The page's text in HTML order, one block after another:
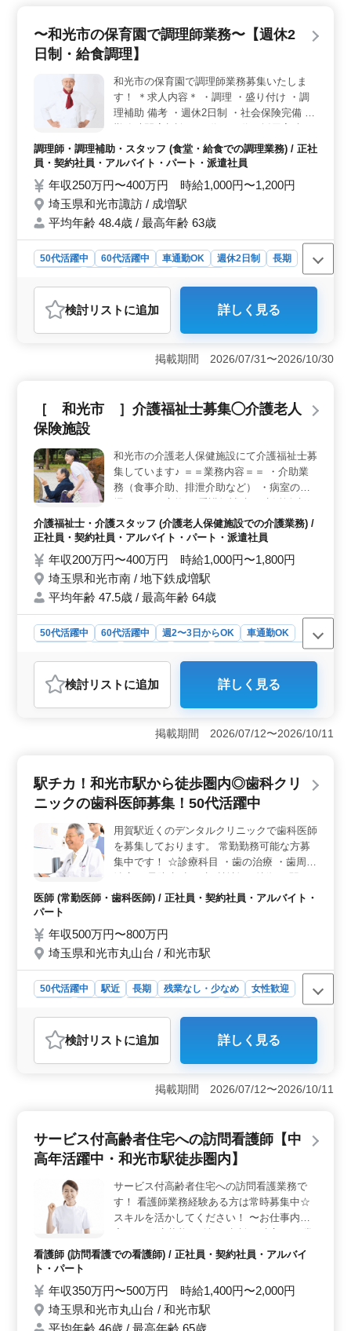
取り組めます。 ＜ 安定した働き方とプライベートの
充実＞ 週3〜5日勤務で、土日祝日や年末年始、夏季休
切にしながら働くことが可能です。残業もないため、ワ
ークライフバランスを重視したい方に適していま
す。 ＜幅広い業務でスキルアップ可能＞ 調理補助
だけでなく、食事の盛り付けや販売、カウンターでの食
事提供、食器洗浄など、多岐にわたる業務に携わること
ができます。これにより、幅広いスキルを身につけるこ
とができ、将来的なキャリアアップにもつながります。
〜和光市の保育園で調理師業務〜【週休2
日制・給食調理】
和光市の保育園で調理師業務募集いたしま
す！ ＊求人内容＊ ・調理 ・盛り付け ・調
理補助 備考 ・週休2日制 ・社会保険完備 ・
勤務時間応相談 ・50代、60代の採用実績あ
り まずお気軽にお問い合わせください♪
調理師・調理補助・スタッフ (食堂・給食での調理業務) / 正社
員・契約社員・アルバイト・パート・派遣社員
年収250万円〜400万円 時給1,000円〜1,200円
埼玉県和光市諏訪 / 成増駅
平均年齢 48.4歳 / 最高年齢 63歳
50代活躍中 60代活躍中 車通勤OK 週休2日制
長期
調理師・調理補助・スタッフ
おすすめポイント
＜週休2日制で働きやすい＞ この仕事は週休2日制で、
ワークライフバランスを重視した働き方が実現できま
す。また、勤務時間も応相談で、調理経験が豊富な方に
通勤時間を短縮しストレスなく通勤できます。 ＜50
代、60代の方々も活躍中＞ 50代、60代の方々も活躍し
理経験が3年以上あれば、資格や学歴に関係なく応募可能
です。
検討リスト に追加 詳しく見る
掲載期間 2026/07/31〜2026/10/30
［ 和光市 ］介護福祉士募集◯介護老人
保険施設
和光市の介護老人保健施設にて介護福祉士募
集しています♪ ＝＝業務内容＝＝ ・介助業
務（食事介助、排泄介助など） ・病室の清
移動介助 ・入居者の健康管理 等 ＝＝備考＝
＝ ＊年間休日120日（プライベート充実でき
のご応募お待ちしております！
介護福祉士・介護スタッフ (介護老人保健施設での介護業務) /
正社員・契約社員・アルバイト・パート・派遣社員
年収200万円〜400万円 時給1,000円〜1,800円
埼玉県和光市南 / 地下鉄成増駅
平均年齢 47.5歳 / 最高年齢 64歳
50代活躍中 60代活躍中 週2〜3日からOK
車通勤OK
派遣社員
介護福祉士・介護スタッフ
おすすめポイント
＜多様な雇用形態＞ 和光市の介護老人保健施設でのお
仕事。 正社員、契約社員、アルバイト、パート、派遣
社員といった多様な雇用形態があり、週3日からの勤務が
＞ 年間休日は120日と多めで、完全週休2日制。これに
よりプライベートの時間を充実させることができ、仕事
ます。また、福利厚生も充実しており、安心して働け、
長期的なキャリア形成にも適しています。 ＜通勤の
便利さ＞ 車通勤が可能で、無料駐車場も完備。通勤に
関するストレスが軽減されます。地下鉄成増駅からのア
クセスも良好で、公共交通機関を利用する方にとっても
便利な立地です。
検討リスト に追加 詳しく見る
掲載期間 2026/07/12〜2026/10/11
駅チカ！和光市駅から徒歩圏内◎歯科クリ
ニックの歯科医師募集！50代活躍中
用賀駅近くのデンタルクリニックで歯科医師
を募集しております。 常勤勤務可能な方募
集中です！ ☆診療科目 ・歯の治療 ・歯周病
カ ・交通費支給 ・社会保険完備 ・残業少な
医師 (常勤医師・歯科医師) / 正社員・契約社員・アルバイト・
パート
年収500万円〜800万円
埼玉県和光市丸山台 / 和光市駅
50代活躍中 駅近 長期 残業なし・少なめ
女性歓迎
おすすめポイント
＜駅チカ＆充実の環境＞ 和光市駅から徒歩圏内の歯科
クリニックで、歯科医師を積極募集中。駅近な立地で通
勤が便利、交通費支給もあります。社会保険完備で働き
やすく、残業が少ない環境が整っています。 ＜豊富
ト。ベテラン歯科医師も歓迎し、経験を活かしてスキル
向上が期待できます。 ＜充実の待遇＞ 年収500万
円〜800万円、通勤手当実費支給、年2回の賞与も魅力。
週5日の勤務で、土日休みやシフト制度が整備されている
ため、ワークライフバランスを重視する方に最適です。
検討リスト に追加 詳しく見る
掲載期間 2026/07/12〜2026/10/11
サービス付高齢者住宅への訪問看護師【中
高年活躍中・和光市駅徒歩圏内】
サービス付高齢者住宅への訪問看護業務で
す！ 看護師業務経験ある方は常時募集中☆
スキルを活かしてください！ 〜お仕事内
生活の援助、清潔援助 ・医療処置、医療機
昇給あり 和光市駅から徒歩圏内なので通い
やすいです◎ 気になる方はぜひご応募から
お気軽にどうぞ！
看護師 (訪問看護での看護師) / 正社員・契約社員・アルバイ
ト・パート
年収350万円〜500万円 時給1,400円〜2,000円
埼玉県和光市丸山台 / 和光市駅
平均年齢 46歳 / 最高年齢 65歳